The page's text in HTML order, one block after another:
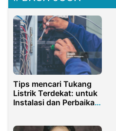
Tips mencari Tukang
Listrik Terdekat: untuk
Instalasi dan Perbaikan